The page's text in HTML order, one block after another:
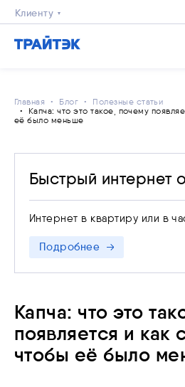
Клиенту
Главная Блог
Полезные статьи
Капча: что это такое, почему
её было меньше
Быстрый интернет
Интернет в квартиру или в
Подробнее
Капча: что это
появляется и как
чтобы её было